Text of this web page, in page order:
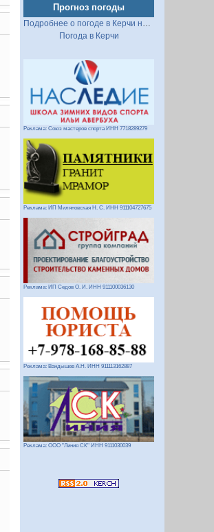
Прогноз погоды
Подробнее о погоде в Керчи на 2 недели
Погода в Керчи
Реклама: Союз мастеров спорта ИНН 7718289279
Реклама: ИП Миляновская Н. С. ИНН 911104727675
Реклама: ИП Седов О. И. ИНН 911100036130
Реклама: Вандышев А.Н. ИНН 911113162887
Реклама: ООО "Линия СК" ИНН 9111030039